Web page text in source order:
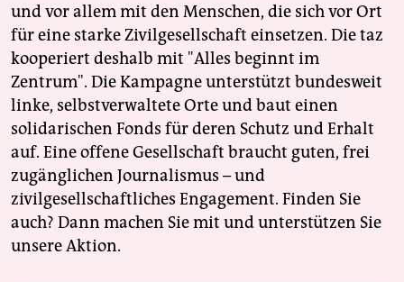
und vor allem mit den Menschen, die sich vor Ort
für eine starke Zivilgesellschaft einsetzen. Die taz
kooperiert deshalb mit "Alles beginnt im
Zentrum". Die Kampagne unterstützt bundesweit
linke, selbstverwaltete Orte und baut einen
solidarischen Fonds für deren Schutz und Erhalt
auf. Eine offene Gesellschaft braucht guten, frei
zugänglichen Journalismus – und
zivilgesellschaftliches Engagement. Finden Sie
auch? Dann machen Sie mit und unterstützen Sie
unsere Aktion.